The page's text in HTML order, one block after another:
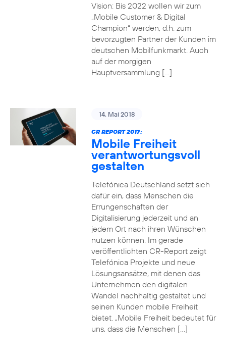
Vision: Bis 2022 wollen wir zum
„Mobile Customer & Digital
Champion“ werden, d.h. zum
bevorzugten Partner der Kunden im
deutschen Mobilfunkmarkt. Auch
auf der morgigen
Hauptversammlung […]
14. Mai 2018
CR REPORT 2017:
Mobile Freiheit
verantwortungsvoll
gestalten
Telefónica Deutschland setzt sich
dafür ein, dass Menschen die
Errungenschaften der
Digitalisierung jederzeit und an
jedem Ort nach ihren Wünschen
nutzen können. Im gerade
veröffentlichten CR-Report zeigt
Telefónica Projekte und neue
Lösungsansätze, mit denen das
Unternehmen den digitalen
Wandel nachhaltig gestaltet und
seinen Kunden mobile Freiheit
bietet. „Mobile Freiheit bedeutet für
uns, dass die Menschen […]